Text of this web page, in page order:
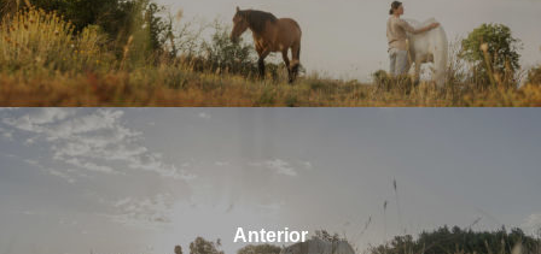
Anterior